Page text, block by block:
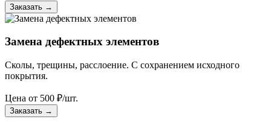
Заказать →
Замена дефектных элементов
Сколы, трещины, расслоение. С сохранением исходного
покрытия.
Цена от 500 ₽/шт.
Заказать →